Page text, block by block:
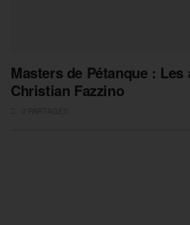
Masters de Pétanque : Les
Christian Fazzino